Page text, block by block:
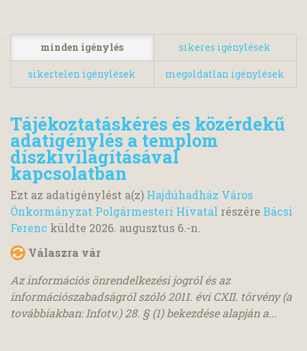
minden igénylés sikeres igénylések
sikertelen igénylések megoldatlan igénylések
Tájékoztatáskérés és közérdekű
adatigénylés a templom
díszkivilágításával
kapcsolatban
Ezt az adatigénylést a(z) Hajdúhadház Város
Önkormányzat Polgármesteri Hivatal részére Bácsi
Ferenc küldte 2026. augusztus 6.-n.
Válaszra vár
Az információs önrendelkezési jogról és az
információszabadságról szóló 2011. évi CXII. törvény (a
továbbiakban: Infotv.) 28. § (1) bekezdése alapján a...